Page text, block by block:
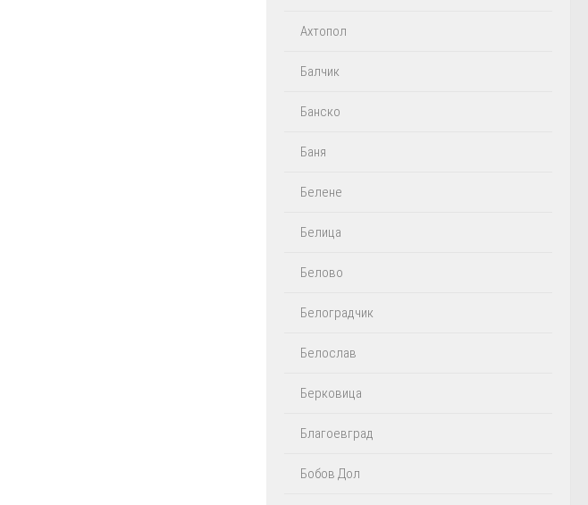
Ахтопол
Балчик
Банско
Баня
Белене
Белица
Белово
Белоградчик
Белослав
Берковица
Благоевград
Бобов Дол